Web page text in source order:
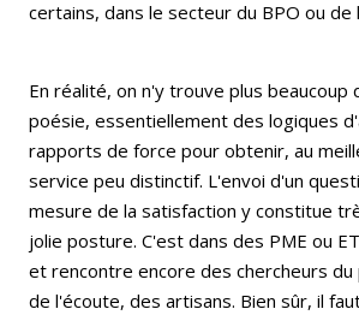
certains, dans le secteur du BPO ou de
En réalité, on n'y trouve plus beaucoup
poésie, essentiellement des logiques
rapports de force pour obtenir, au
service peu distinctif. L'envoi d'un
mesure de la satisfaction y constitue
jolie posture. C'est dans des PME ou
et rencontre encore des chercheurs du
de l'écoute, des artisans. Bien sûr, il